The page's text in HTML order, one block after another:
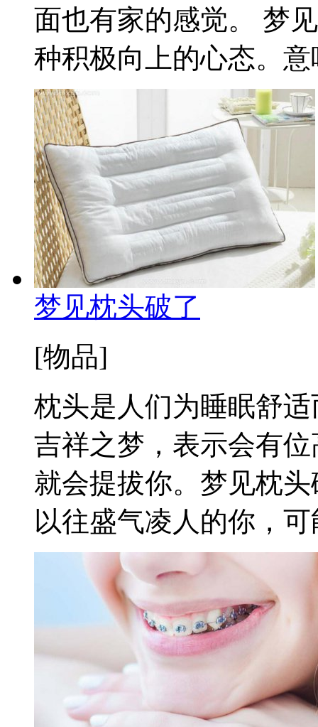
面也有家的感觉。 梦
种积极向上的心态。
梦见枕头破了
[物品]
枕头是人们为睡眠舒
吉祥之梦，表示会有
就会提拔你。梦见枕
以往盛气凌人的你，